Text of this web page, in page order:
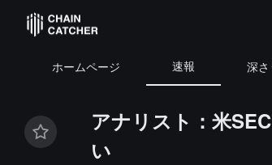
ホームページ 速報 深さ
アナリスト：米
い